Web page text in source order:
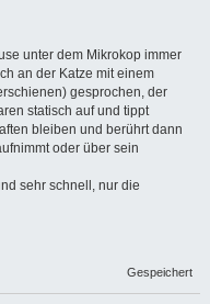
unter dem Mikrokop immer
an der Katze mit einem
gesprochen, der
statisch auf und tippt
bleiben und berührt dann
oder über sein
sehr schnell, nur die
Gespeichert